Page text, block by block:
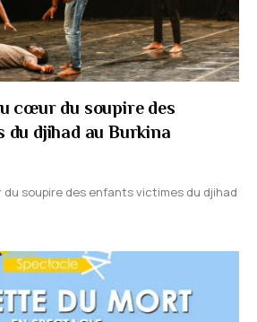
cœur du soupire des
du djihad au Burkina
soupire des enfants victimes du djihad